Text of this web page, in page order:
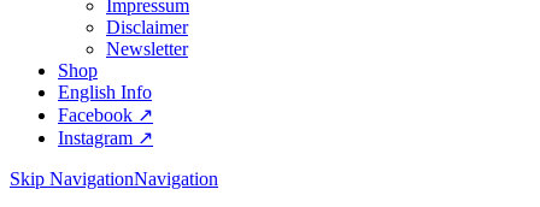
Impressum
Disclaimer
Newsletter
Shop
English Info
Facebook ↗︎
Instagram ↗︎
Skip NavigationNavigation